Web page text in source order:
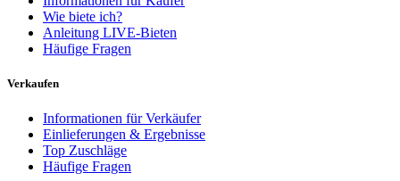
Wie biete ich?
Anleitung LIVE-Bieten
Häufige Fragen
Verkaufen
Informationen für Verkäufer
Einlieferungen & Ergebnisse
Top Zuschläge
Häufige Fragen